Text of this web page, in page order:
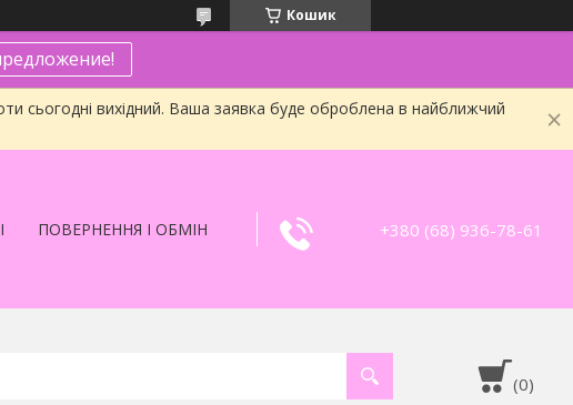
Кошик
сьогодні вихідний. Ваша заявка буде оброблена в найближчий
ПОВЕРНЕННЯ І ОБМІН +380 (68) 936-78-61